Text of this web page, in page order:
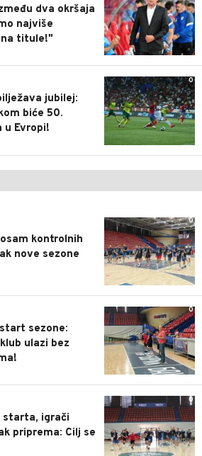
dva okršaja
najviše
titule!"
0
jubilej:
biće 50.
Evropi!
0
kontrolnih
nove sezone
0
sezone:
ulazi bez
0
starta, igrači
priprema: Cilj se